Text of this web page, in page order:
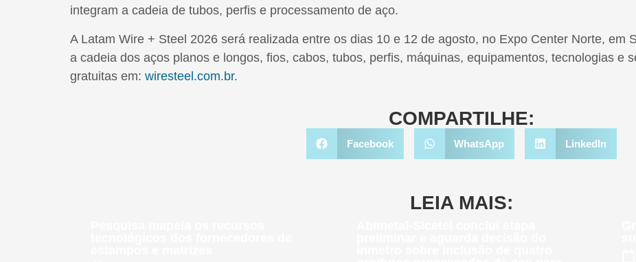
integram a cadeia de tubos, perfis e processamento de aço.
A Latam Wire + Steel 2026 será realizada entre os dias 10 e 12 de agosto, no Expo Center Norte, em
a cadeia dos aços planos e longos, fios, cabos, tubos, perfis, máquinas, equipamentos, tecnologias e
gratuitas em: wiresteel.com.br.
COMPARTILHE:
Facebook WhatsApp LinkedIn
LEIA MAIS: